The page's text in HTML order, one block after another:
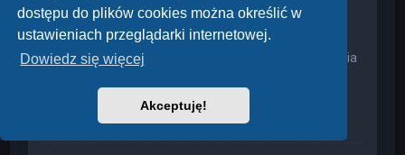
dostępu do plików cookies można określić w
ustawieniach przeglądarki internetowej.
Dowiedz się więcej
Akceptuję!
wymaga akceptacji przyjęcia nowego członka, musi
zostać zaakceptowana przez lidera grupy. Może on
poprosić użytkownika o podanie wyjaśnień, dlaczego
chce on dołączyć do tej grupy. W przypadku otrzymania
pytaniami – widocznie miał on swoje powody.
Na górę